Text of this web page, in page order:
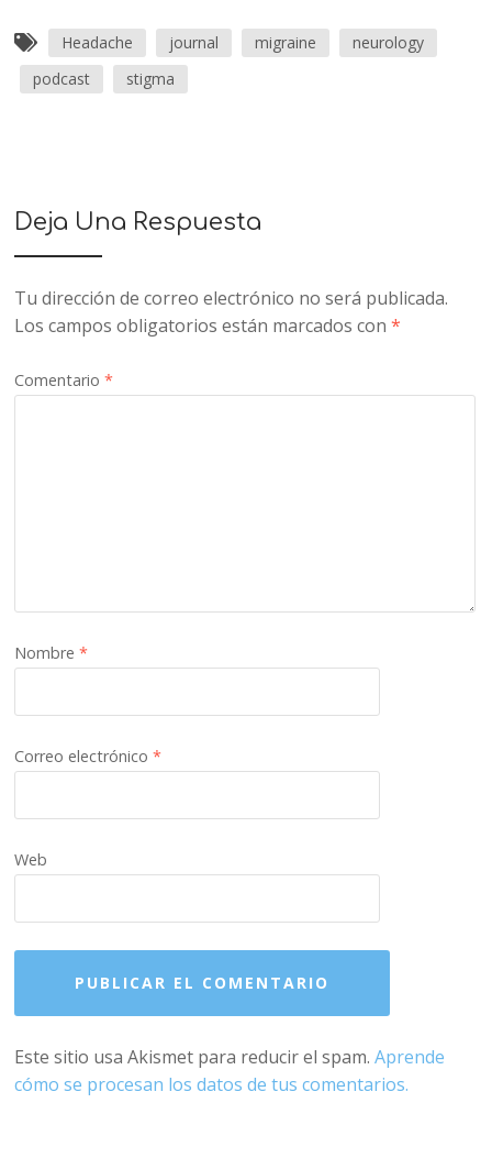
Headache journal migraine
neurology
podcast
stigma
Deja Una Respuesta
Tu dirección de correo electrónico no será publicada.
Los campos obligatorios están marcados con*
Comentario*
Nombre*
Correo electrónico*
Web
Este sitio usa Akismet para reducir el spam.Aprende
cómo se procesan los datos de tus comentarios.